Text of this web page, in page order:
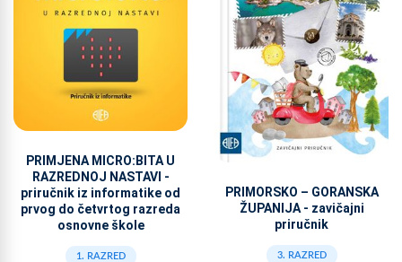
PRIMJENA MICRO:BITA U
RAZREDNOJ NASTAVI -
priručnik iz informatike od
prvog do četvrtog razreda
osnovne škole
1. RAZRED
PRIMORSKO – GORANSKA
ŽUPANIJA - zavičajni
priručnik
3. RAZRED